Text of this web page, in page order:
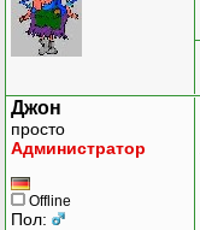
Джон
просто
Администратор
Offline
Пол: